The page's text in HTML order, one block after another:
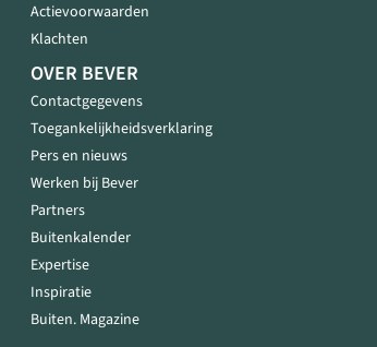
Actievoorwaarden
Klachten
OVER BEVER
Contactgegevens
Toegankelijkheidsverklaring
Pers en nieuws
Werken bij Bever
Partners
Buitenkalender
Expertise
Inspiratie
Buiten. Magazine